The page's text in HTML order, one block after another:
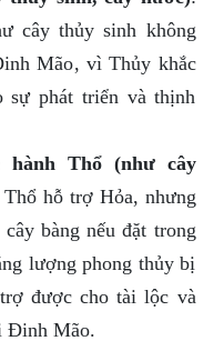
cây thủy sinh không
Mão, vì Thủy khắc
sự phát triển và thịnh
hành Thổ (như cây
hỗ trợ Hỏa, nhưng
bàng nếu đặt trong
lượng phong thủy bị
được cho tài lộc và
Đinh Mão.